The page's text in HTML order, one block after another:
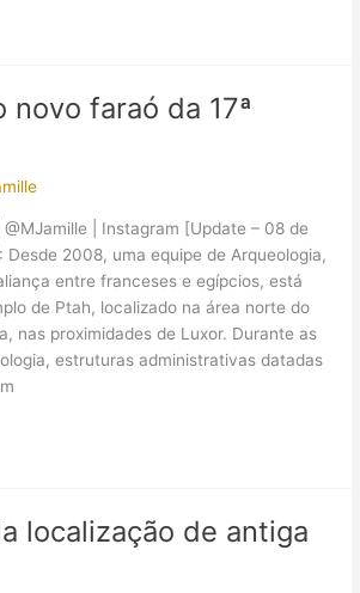
novo faraó da 17ª
| Instagram [Update – 08 de
Desde 2008, uma equipe de Arqueologia,
entre franceses e egípcios, está
de Ptah, localizado na área norte do
nas proximidades de Luxor. Durante as
estruturas administrativas datadas
localização de antiga